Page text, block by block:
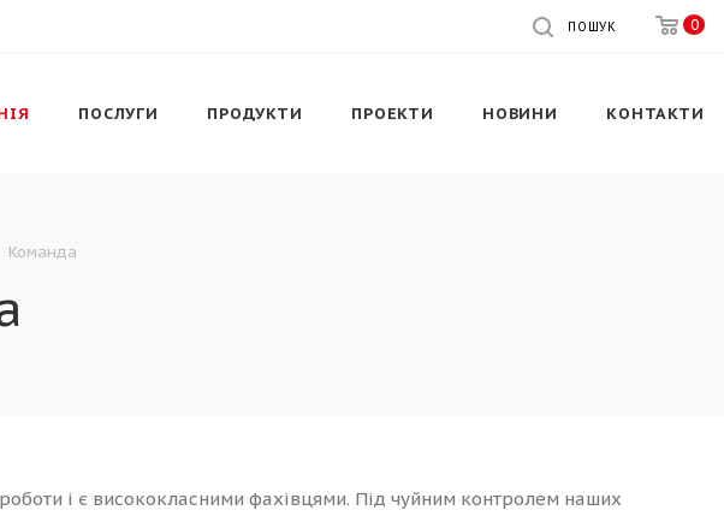
0
ПОШУК
ПОСЛУГИ ПРОДУКТИ ПРОЕКТИ НОВИНИ КОНТАКТИ
Команда
і є висококласними фахівцями. Під чуйним контролем наших